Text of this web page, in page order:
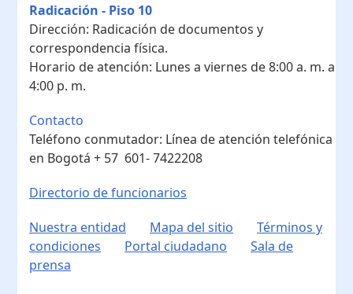
Radicación - Piso 10
Dirección: Radicación de documentos y
correspondencia física.
Horario de atención: Lunes a viernes de 8:00 a. m. a
4:00 p. m.
Contacto
Teléfono conmutador: Línea de atención telefónica
en Bogotá ​+ 57 601- 7422208
Directorio de funcionarios
Nuestra entidad
Mapa del sitio
Términos y
condiciones
Portal ciudadano
Sala de
prensa